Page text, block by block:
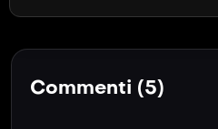
Commenti (5)